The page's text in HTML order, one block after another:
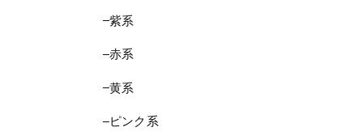
紫系
赤系
黄系
ピンク系